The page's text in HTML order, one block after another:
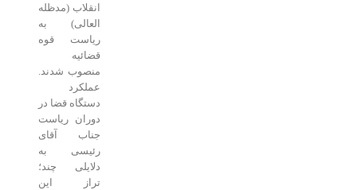
انقلاب (مدظله
العالی) به
ریاست قوه
منصوب شدند.
دستگاه قضا در
دوران ریاست
جناب آقای
رئیسی به
دلایلی چند؛
تراز این